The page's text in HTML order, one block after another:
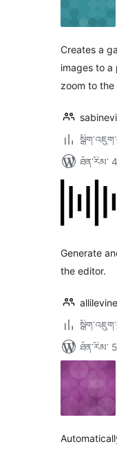
Creates a
images to a
zoom to the
sabinevi
ཐོན་རིམ་
Generate
the editor.
allilevine
ཐོན་རིམ་